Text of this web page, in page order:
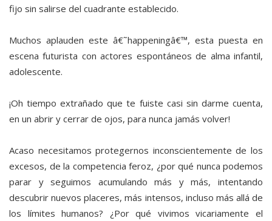
fijo sin salirse del cuadrante establecido.
Muchos aplauden este â€˜happeningâ€™, esta puesta en
escena futurista con actores espontáneos de alma infantil,
adolescente.
¡Oh tiempo extrañado que te fuiste casi sin darme cuenta,
en un abrir y cerrar de ojos, para nunca jamás volver!
Acaso necesitamos protegernos inconscientemente de los
excesos, de la competencia feroz, ¿por qué nunca podemos
parar y seguimos acumulando más y más, intentando
descubrir nuevos placeres, más intensos, incluso más allá de
los límites humanos? ¿Por qué vivimos vicariamente el